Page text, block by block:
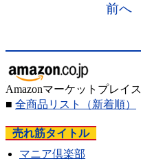
前へ
Amazonマーケットプレイス
■ 全商品リスト （新着順）
売れ筋タイトル
マニア倶楽部